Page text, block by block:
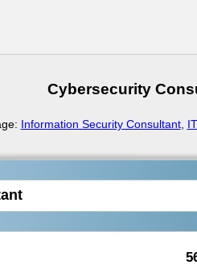
Cybersecurity
Information Security Consultant,